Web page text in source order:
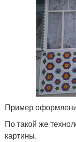
Пример
По такой же
картины.